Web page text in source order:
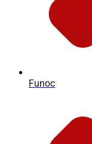
Funoc